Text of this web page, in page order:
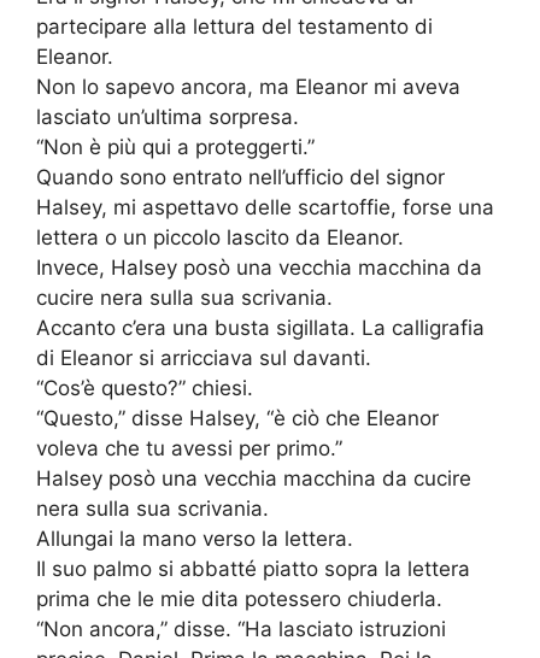
partecipare alla lettura del testamento di
Eleanor.
Non lo sapevo ancora, ma Eleanor mi aveva
lasciato un’ultima sorpresa.
“Non è più qui a proteggerti.”
Quando sono entrato nell’ufficio del signor
Halsey, mi aspettavo delle scartoffie, forse una
lettera o un piccolo lascito da Eleanor.
Invece, Halsey posò una vecchia macchina da
cucire nera sulla sua scrivania.
Accanto c’era una busta sigillata. La calligrafia
di Eleanor si arricciava sul davanti.
“Cos’è questo?” chiesi.
“Questo,” disse Halsey, “è ciò che Eleanor
voleva che tu avessi per primo.”
Halsey posò una vecchia macchina da cucire
nera sulla sua scrivania.
Allungai la mano verso la lettera.
Il suo palmo si abbatté piatto sopra la lettera
prima che le mie dita potessero chiuderla.
“Non ancora,” disse. “Ha lasciato istruzioni